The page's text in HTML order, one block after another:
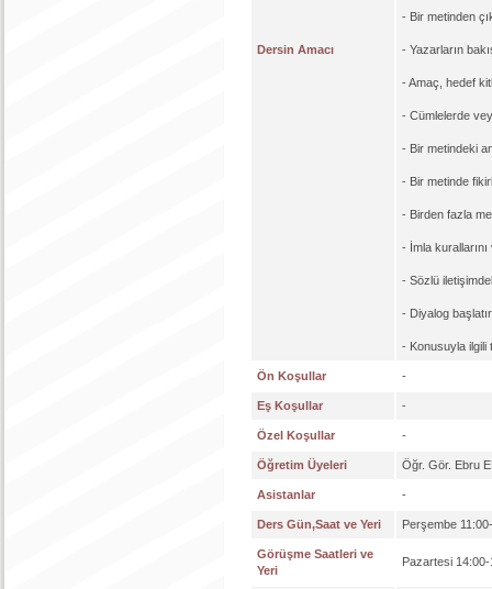
Dersin Amacı
- Bir metinden
- Yazarların
- Amaç, hedef
- Cümlelerde
- Bir metindeki
- Bir metinde
- Birden fazla
- İmla
- Sözlü
- Diyalog
- Konusuyla ilgili
Ön Koşullar -
Eş Koşullar -
Özel Koşullar -
Öğretim Üyeleri Öğr. Gör. Ebru
Asistanlar -
Ders Gün,Saat ve Yeri Perşembe
Görüşme Saatleri ve
Yeri
Pazartesi